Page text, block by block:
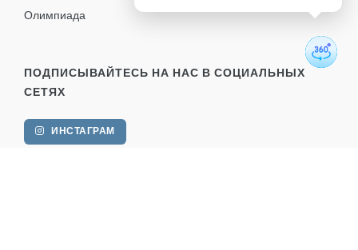
Олимпиада
ПОДПИСЫВАЙТЕСЬ НА НАС В СОЦИАЛЬНЫХ
СЕТЯХ
ИНСТАГРАМ